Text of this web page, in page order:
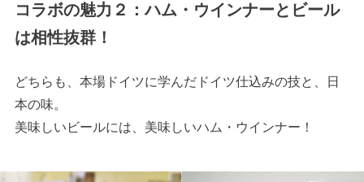
コラボの魅力２：ハム・ウインナーとビール
は相性抜群！
どちらも、本場ドイツに学んだドイツ仕込みの技と、日
本の味。
美味しいビールには、美味しいハム・ウインナー！